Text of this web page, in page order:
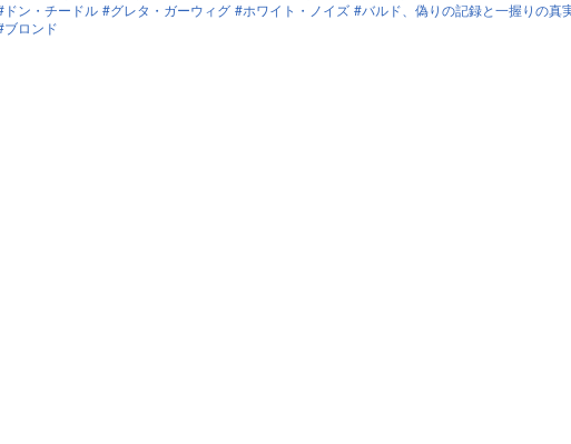
ドン・チードル
グレタ・ガーウィグ ホワイト・ノイズ バルド、偽りの記録と一握りの真
ブロンド